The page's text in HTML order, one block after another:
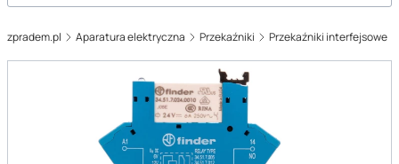
zpradem.pl Aparatura elektryczna Przekaźniki Przekaźniki interfejsowe